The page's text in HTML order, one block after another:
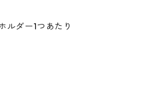
ルダー1つあたり